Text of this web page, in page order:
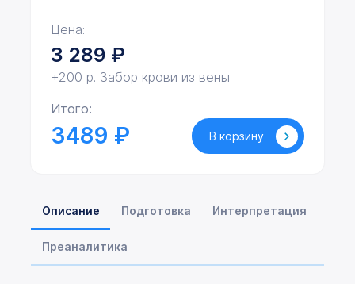
Описание Подготовка Интерпретация
Преаналитика
Цена:
3 289 ₽
+200 р. Забор крови из вены
Итого:
3489 ₽ В корзину